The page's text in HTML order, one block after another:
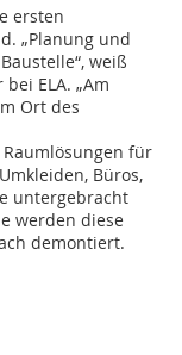
ersten
„Planung und
weiß
ELA. „Am
Ort des
für
Büros,
untergebracht
werden diese
demontiert.